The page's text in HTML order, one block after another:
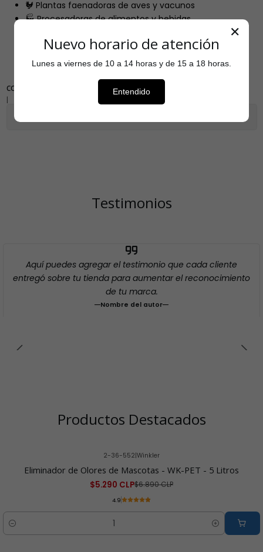
🐓 Plantas faenadoras de aves y vacunos
🏭 Procesadoras de alimentos y bebidas
🧼 Equipos técnicos, tuberías, tanques y superficies
lavables
COMPARTIR
Testimonios
Aquí puedes agregar el testimonio que cada cliente
entregó sobre tu tienda para aumentar el reconocimiento
de tu marca.
Nombre del autor
Productos Destacados
2-36-552|Winkler
Eliminador de Olores de Mascotas - WK-PET - 5 Litros
$5.290 CLP$6.890 CLP
4.9
Cantidad
✕
Nuevo horario de atención
Lunes a viernes de 10 a 14 horas y de 15 a 18 horas.
Entendido